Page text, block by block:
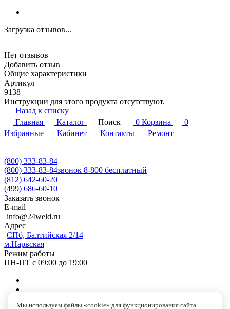
Загрузка отзывов...
Нет отзывов
Добавить отзыв
Общие характеристики
Артикул
9138
Инструкции для этого продукта отсутствуют.
Назад к списку
Главная
Каталог Поиск 0 Корзина
0
Избранные
Кабинет Контакты Ремонт
(800) 333-83-84
(800) 333-83-84звонок 8-800 бесплатный
(812) 642-60-20
(499) 686-60-10
Заказать звонок
E-mail
info@24weld.ru
Адрес
СПб, Балтийская 2/14
м.Нарвская
Режим работы
ПН-ПТ с 09:00 до 19:00
Мы используем файлы «cookie» для функционирования сайта.